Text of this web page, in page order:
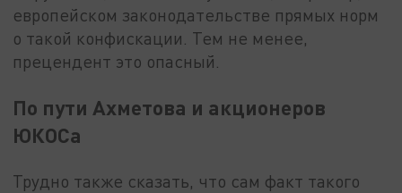
европейском законодательстве прямых норм
о такой конфискации. Тем не менее,
прецендент это опасный.
По пути Ахметова и акционеров
ЮКОСа
Трудно также сказать, что сам факт такого